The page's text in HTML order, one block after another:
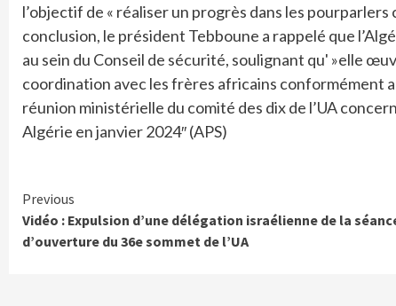
l’objectif de « réaliser un progrès dans les
conclusion, le président Tebboune a rappelé que
au sein du Conseil de sécurité, soulignant qu' »elle
coordination avec les frères africains conformément
réunion ministérielle du comité des dix de l’UA
Algérie en janvier 2024″ (APS)
Continue
Reading
Previous
Vidéo : Expulsion d’une délégation israélienne de la
d’ouverture du 36e sommet de l’UA